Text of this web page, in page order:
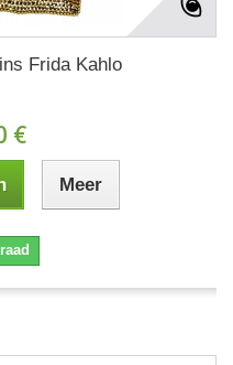
Frida Kahlo
€
Meer